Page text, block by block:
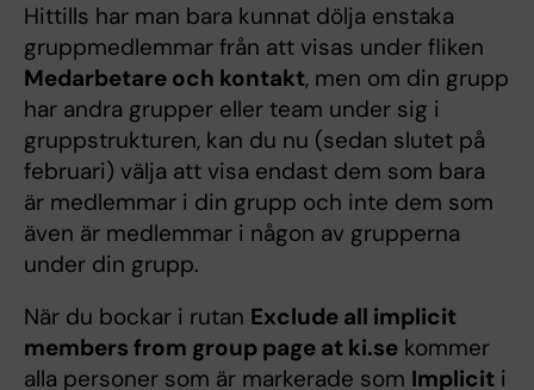
Hittills har man bara kunnat dölja enstaka
gruppmedlemmar från att visas under fliken
Medarbetare och kontakt, men om din grupp
har andra grupper eller team under sig i
gruppstrukturen, kan du nu (sedan slutet på
februari) välja att visa endast dem som bara
är medlemmar i din grupp och inte dem som
även är medlemmar i någon av grupperna
under din grupp.
När du bockar i rutan Exclude all implicit
members from group page at ki.se kommer
alla personer som är markerade som Implicit i